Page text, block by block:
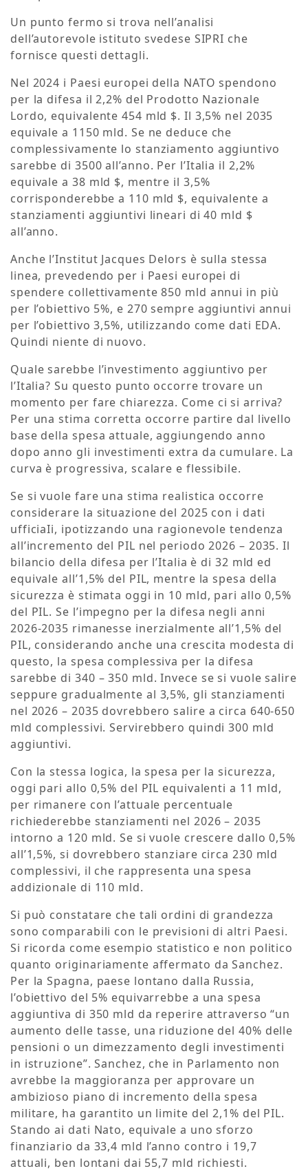
Un punto fermo si trova nell’analisi
dell’autorevole istituto svedese SIPRI che
fornisce questi dettagli.
Nel 2024 i Paesi europei della NATO spendono
per la difesa il 2,2% del Prodotto Nazionale
Lordo, equivalente 454 mld $. Il 3,5% nel 2035
equivale a 1150 mld. Se ne deduce che
complessivamente lo stanziamento aggiuntivo
sarebbe di 3500 all’anno. Per l’Italia il 2,2%
equivale a 38 mld $, mentre il 3,5%
corrisponderebbe a 110 mld $, equivalente a
stanziamenti aggiuntivi lineari di 40 mld $
all’anno.
Anche l’Institut Jacques Delors è sulla stessa
linea, prevedendo per i Paesi europei di
spendere collettivamente 850 mld annui in più
per l’obiettivo 5%, e 270 sempre aggiuntivi annui
per l’obiettivo 3,5%, utilizzando come dati EDA.
Quindi niente di nuovo.
Quale sarebbe l’investimento aggiuntivo per
l’Italia? Su questo punto occorre trovare un
momento per fare chiarezza. Come ci si arriva?
Per una stima corretta occorre partire dal livello
base della spesa attuale, aggiungendo anno
dopo anno gli investimenti extra da cumulare. La
curva è progressiva, scalare e flessibile.
Se si vuole fare una stima realistica occorre
considerare la situazione del 2025 con i dati
ufficiaIi, ipotizzando una ragionevole tendenza
all’incremento del PIL nel periodo 2026 – 2035. Il
bilancio della difesa per l’Italia è di 32 mld ed
equivale all’1,5% del PIL, mentre la spesa della
sicurezza è stimata oggi in 10 mld, pari allo 0,5%
del PIL. Se l’impegno per la difesa negli anni
2026-2035 rimanesse inerzialmente all’1,5% del
PIL, considerando anche una crescita modesta di
questo, la spesa complessiva per la difesa
sarebbe di 340 – 350 mld. Invece se si vuole salire
seppure gradualmente al 3,5%, gli stanziamenti
nel 2026 – 2035 dovrebbero salire a circa 640-650
mld complessivi. Servirebbero quindi 300 mld
aggiuntivi.
Con la stessa logica, la spesa per la sicurezza,
oggi pari allo 0,5% del PIL equivalenti a 11 mld,
per rimanere con l’attuale percentuale
richiederebbe stanziamenti nel 2026 – 2035
intorno a 120 mld. Se si vuole crescere dallo 0,5%
all’1,5%, si dovrebbero stanziare circa 230 mld
complessivi, il che rappresenta una spesa
addizionale di 110 mld.
Si può constatare che tali ordini di grandezza
sono comparabili con le previsioni di altri Paesi.
Si ricorda come esempio statistico e non politico
quanto originariamente affermato da Sanchez.
Per la Spagna, paese lontano dalla Russia,
l’obiettivo del 5% equivarrebbe a una spesa
aggiuntiva di 350 mld da reperire attraverso “un
aumento delle tasse, una riduzione del 40% delle
pensioni o un dimezzamento degli investimenti
in istruzione”. Sanchez, che in Parlamento non
avrebbe la maggioranza per approvare un
ambizioso piano di incremento della spesa
militare, ha garantito un limite del 2,1% del PIL.
Stando ai dati Nato, equivale a uno sforzo
finanziario da 33,4 mld l’anno contro i 19,7
attuali, ben lontani dai 55,7 mld richiesti.